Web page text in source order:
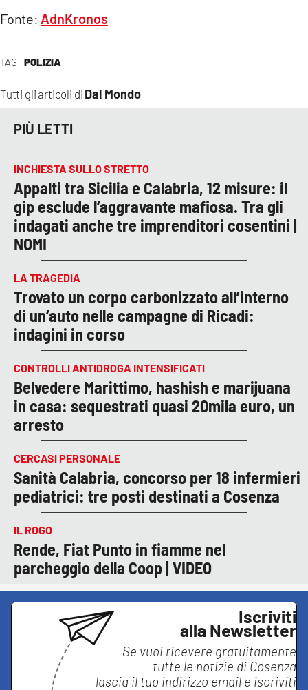
TAG POLIZIA
Tutti gli articoli di Dal Mondo
Fonte: AdnKronos
PIÙ LETTI
INCHIESTA SULLO STRETTO
Appalti tra Sicilia e Calabria, 12 misure: il
gip esclude l’aggravante mafiosa. Tra gli
indagati anche tre imprenditori cosentini |
NOMI
LA TRAGEDIA
Trovato un corpo carbonizzato all’interno
di un’auto nelle campagne di Ricadi:
indagini in corso
CONTROLLI ANTIDROGA INTENSIFICATI
Belvedere Marittimo, hashish e marijuana
in casa: sequestrati quasi 20mila euro, un
arresto
CERCASI PERSONALE
Sanità Calabria, concorso per 18 infermieri
pediatrici: tre posti destinati a Cosenza
IL ROGO
Rende, Fiat Punto in fiamme nel
parcheggio della Coop | VIDEO
Iscriviti
alla Newsletter
Se vuoi ricevere gratuitamente
tutte le notizie di Cosenza
lascia il tuo indirizzo email e iscriviti